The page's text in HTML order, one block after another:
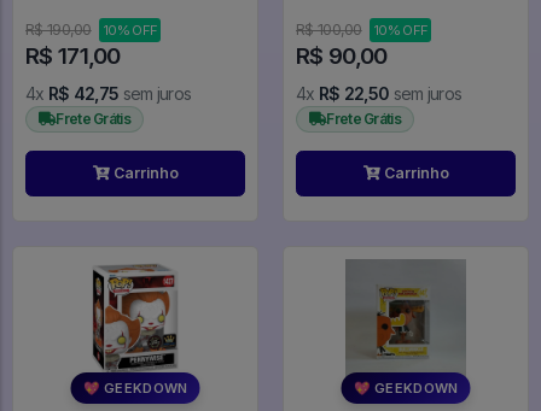
R$ 190,00 10% OFF
R$ 171,00
4x R$ 42,75 sem juros
Frete Grátis
Carrinho
R$ 100,00
10% OFF
R$ 90,00
4x R$ 22,50 sem juros
Frete Grátis
Carrinho
💖 GEEKDOWN 💖 GEEKDOWN